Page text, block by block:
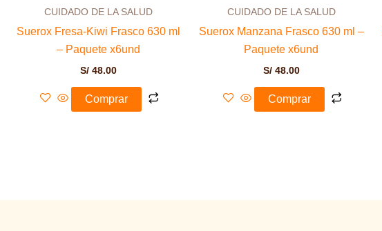
CUIDADO DE LA SALUD
Suerox Fresa-Kiwi Frasco 630 ml
– Paquete x6und
S/48.00
Comprar
CUIDADO DE LA SALUD
Suerox Manzana Frasco 630 ml –
Paquete x6und
S/48.00
Comprar